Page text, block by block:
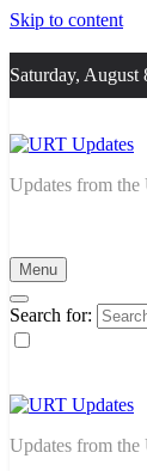
Skip to content
Saturday, August
URT Updates
Updates from
Menu
Search for:
URT Updates
Updates from